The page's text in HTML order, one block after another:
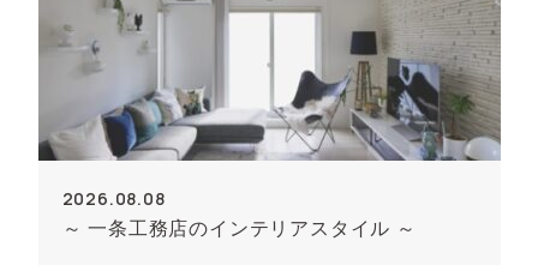
2026.08.08
～ 一条工務店のインテリアスタイル ～